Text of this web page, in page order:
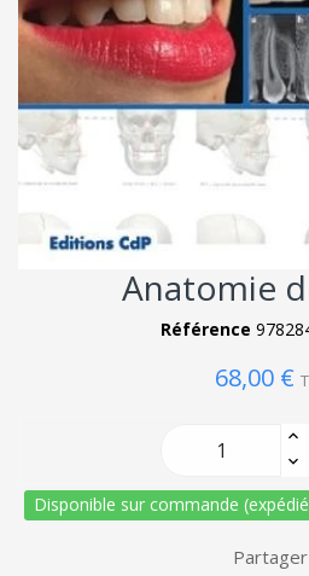
Anatomie
Référence
68,00 €
Disponible sur commande
Partager